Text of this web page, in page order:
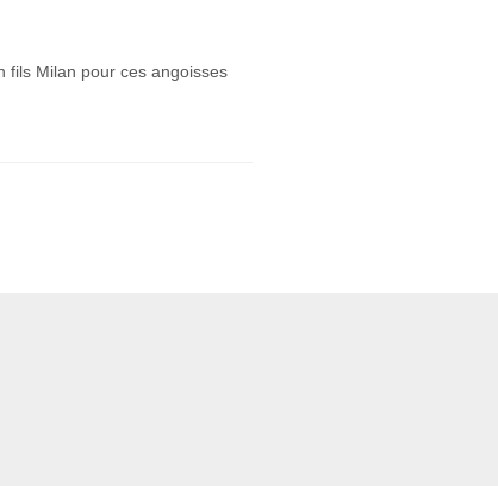
fils Milan pour ces angoisses